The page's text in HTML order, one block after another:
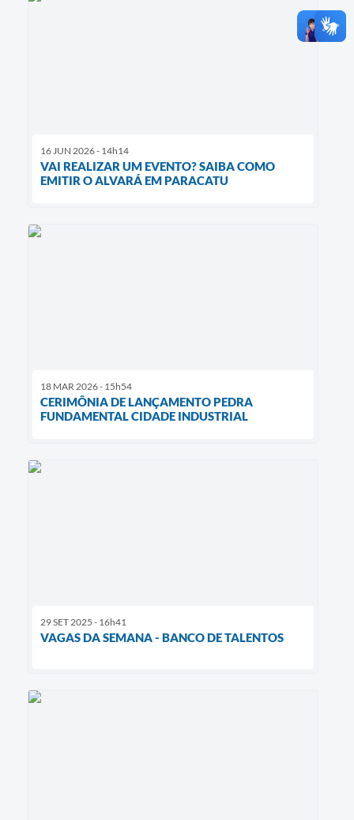
16 JUN 2026 - 14h14
VAI REALIZAR UM EVENTO? SAIBA COMO
EMITIR O ALVARÁ EM PARACATU
18 MAR 2026 - 15h54
CERIMÔNIA DE LANÇAMENTO PEDRA
FUNDAMENTAL CIDADE INDUSTRIAL
29 SET 2025 - 16h41
VAGAS DA SEMANA - BANCO DE TALENTOS